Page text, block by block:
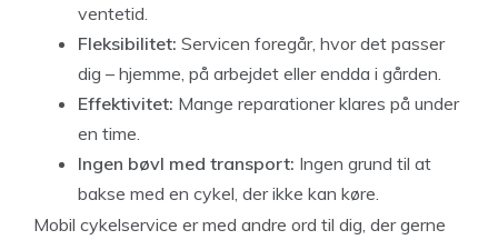
ventetid.
Fleksibilitet: Servicen foregår, hvor det passer
dig – hjemme, på arbejdet eller endda i gården.
Effektivitet: Mange reparationer klares på under
en time.
Ingen bøvl med transport: Ingen grund til at
bakse med en cykel, der ikke kan køre.
Mobil cykelservice er med andre ord til dig, der gerne